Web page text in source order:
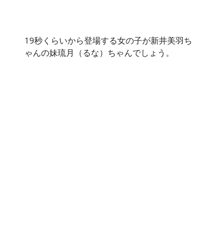
19秒くらいから登場する女の子が新井美羽ち
ゃんの妹琉月（るな）ちゃんでしょう。